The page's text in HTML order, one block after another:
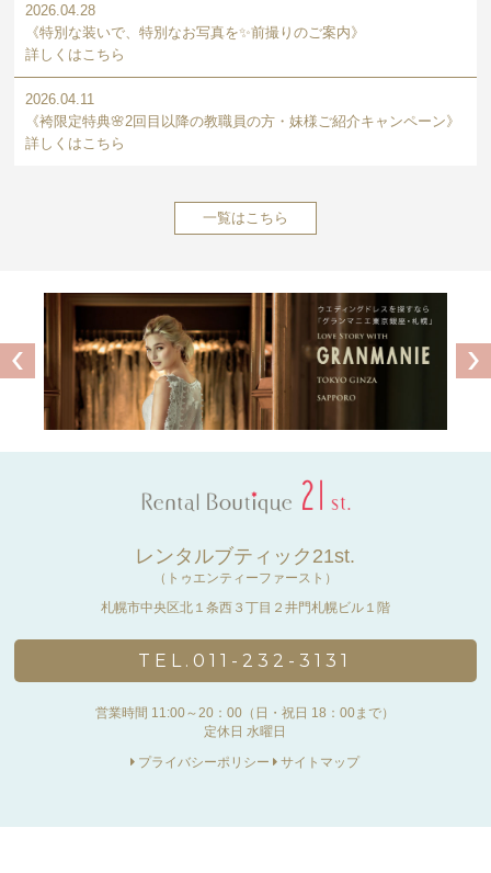
2026.04.28
《特別な装いで、特別なお写真を✨前撮りのご案内》
詳しくはこちら
2026.04.11
《袴限定特典🌸2回目以降の教職員の方・妹様ご紹介キャンペーン》
詳しくはこちら
一覧はこちら
レンタルブティック21st.
（トゥエンティーファースト）
札幌市中央区北１条西３丁目２井門札幌ビル１階
TEL.011-232-3131
営業時間 11:00～20：00（日・祝日 18：00まで）
定休日 水曜日
プライバシーポリシー
サイトマップ